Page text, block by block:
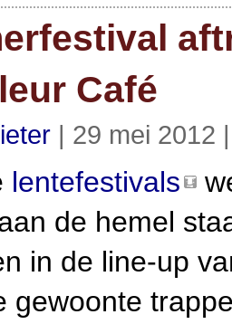
Café
| 29 mei 2012
lentefestivals
de hemel
in de line-up
gewoonte